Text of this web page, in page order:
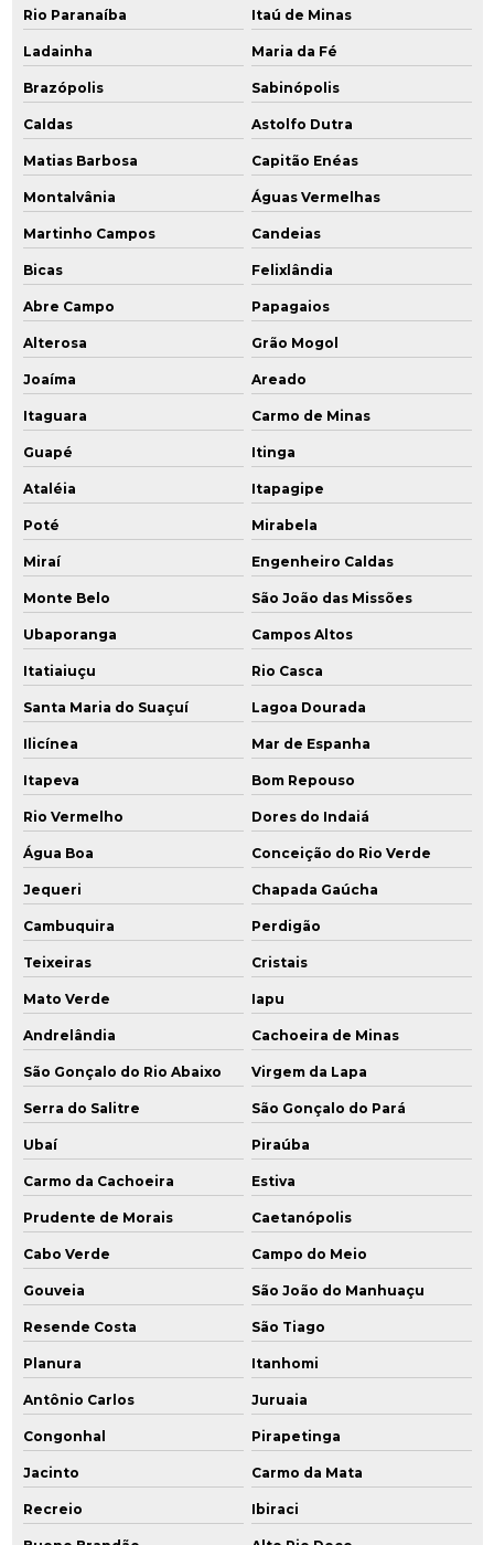
Rio Paranaíba Itaú de Minas
Ladainha Maria da Fé
Brazópolis Sabinópolis
Caldas Astolfo Dutra
Matias Barbosa Capitão Enéas
Montalvânia Águas Vermelhas
Martinho Campos Candeias
Bicas Felixlândia
Abre Campo Papagaios
Alterosa Grão Mogol
Joaíma Areado
Itaguara Carmo de Minas
Guapé Itinga
Ataléia Itapagipe
Poté Mirabela
Miraí Engenheiro Caldas
Monte Belo São João das Missões
Ubaporanga Campos Altos
Itatiaiuçu Rio Casca
Santa Maria do Suaçuí Lagoa Dourada
Ilicínea Mar de Espanha
Itapeva Bom Repouso
Rio Vermelho Dores do Indaiá
Água Boa Conceição do Rio Verde
Jequeri Chapada Gaúcha
Cambuquira Perdigão
Teixeiras Cristais
Mato Verde Iapu
Andrelândia Cachoeira de Minas
São Gonçalo do Rio Abaixo Virgem da Lapa
Serra do Salitre São Gonçalo do Pará
Ubaí Piraúba
Carmo da Cachoeira Estiva
Prudente de Morais Caetanópolis
Cabo Verde Campo do Meio
Gouveia São João do Manhuaçu
Resende Costa São Tiago
Planura Itanhomi
Antônio Carlos Juruaia
Congonhal Pirapetinga
Jacinto Carmo da Mata
Recreio Ibiraci